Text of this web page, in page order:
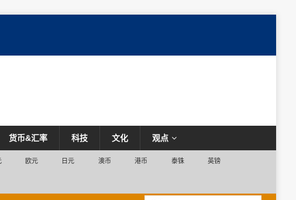
货币&汇率 科技 文化 观点
欧元 日元 澳币 港币 泰铢 英镑